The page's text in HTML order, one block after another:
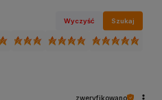
Wyczyść Szukaj
zweryfikowano